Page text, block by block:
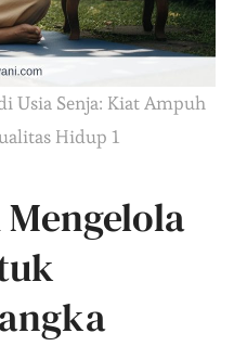
Usia Senja: Kiat Ampuh
Hidup 1